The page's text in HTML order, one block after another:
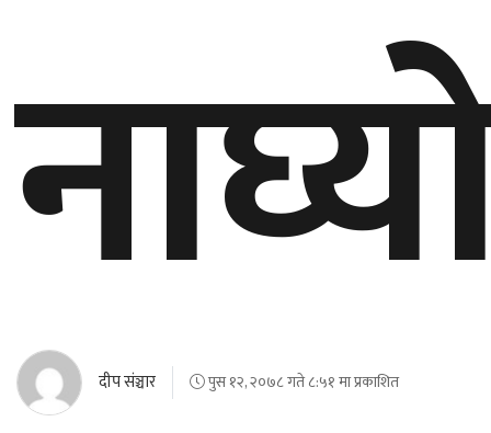
दीप संञ्चार पुस १२, २०७८ गते ८:५१ मा प्रकाशित